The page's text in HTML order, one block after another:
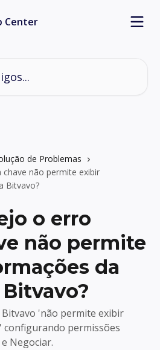
de Problemas
não permite exibir
Bitvavo?
o erro
não permite
da
Bitvavo 'não permite exibir
configurando permissões
Negociar.